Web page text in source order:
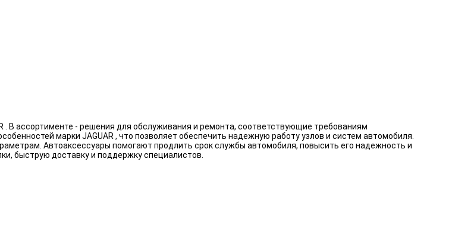
. В ассортименте - решения для обслуживания и ремонта, соответствующие требованиям
марки JAGUAR , что позволяет обеспечить надежную работу узлов и систем автомобиля.
Автоаксессуары помогают продлить срок службы автомобиля, повысить его надежность и
быструю доставку и поддержку специалистов.